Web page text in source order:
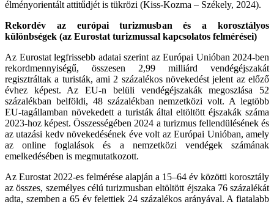
élményorientált attitűdjét is tükrözi (Kiss-Kozma – Székely, 2024).
Rekordév az európai turizmusban és a korosztályos
különbségek (az Eurostat turizmussal kapcsolatos felmérései)
Az Eurostat legfrissebb adatai szerint az Európai Unióban 2024-ben
rekordmennyiségű, összesen 2,99 milliárd vendégéjszakát
regisztráltak a turisták, ami 2 százalékos növekedést jelent az előző
évhez képest. Az EU-n belüli vendégéjszakák megoszlása 52
százalékban belföldi, 48 százalékban nemzetközi volt. A legtöbb
EU-tagállamban növekedett a turisták által eltöltött éjszakák száma
2023-hoz képest. Összességében 2024 a turizmus fellendülésének és
az utazási kedv növekedésének éve volt az Európai Unióban, amely
az online foglalások és a nemzetközi vendégek számának
emelkedésében is megmutatkozott.
Az Eurostat 2022-es felmérése alapján a 15–64 év közötti korosztály
az összes, személyes célú turizmusban eltöltött éjszaka 76 százalékát
adta, szemben a 65 év felettiek 24 százalékos arányával. A fiatalabb